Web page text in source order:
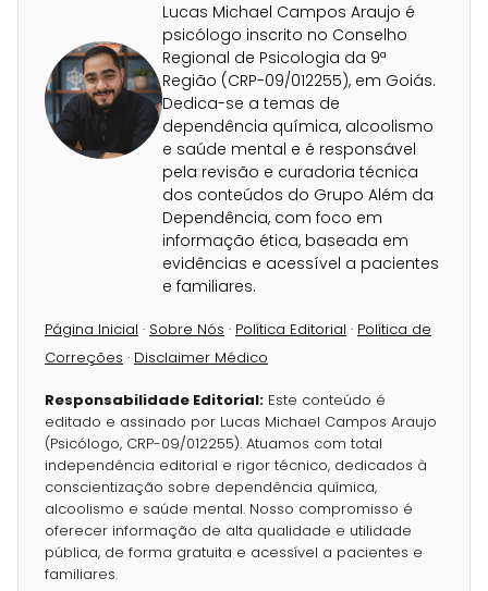
Lucas Michael Campos Araujo é
psicólogo inscrito no Conselho
Regional de Psicologia da 9ª
Região (CRP-09/012255), em Goiás.
Dedica-se a temas de
dependência química, alcoolismo
e saúde mental e é responsável
pela revisão e curadoria técnica
dos conteúdos do Grupo Além da
Dependência, com foco em
informação ética, baseada em
evidências e acessível a pacientes
e familiares.
Página Inicial · Sobre Nós · Política Editorial · Política de
Correções · Disclaimer Médico
Responsabilidade Editorial: Este conteúdo é
editado e assinado por Lucas Michael Campos Araujo
(Psicólogo, CRP-09/012255). Atuamos com total
independência editorial e rigor técnico, dedicados à
conscientização sobre dependência química,
alcoolismo e saúde mental. Nosso compromisso é
oferecer informação de alta qualidade e utilidade
pública, de forma gratuita e acessível a pacientes e
familiares.